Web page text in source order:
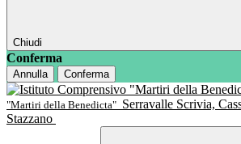
Chiudi
Conferma
Annulla
Conferma
"Martiri della Benedicta" Serravalle Scrivia,
Stazzano